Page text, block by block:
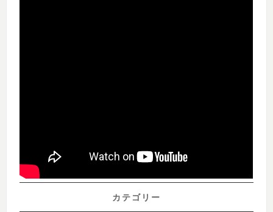
カテゴリー